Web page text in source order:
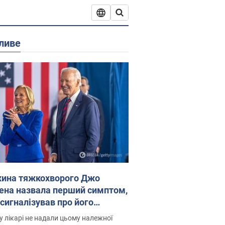
тяжкохворого Джо
назвала перший симптом,
про його
рак
лікарі не надали цьому належної